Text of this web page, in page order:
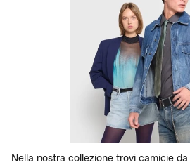
Nella nostra collezione trovi camicie